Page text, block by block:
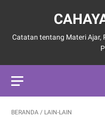
Catatan tentang Materi Ajar,
BERANDA / LAIN-LAIN